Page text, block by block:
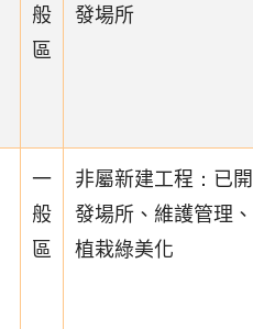
般
區
發場所
一
般
區
非屬新建工程：已開
發場所、維護管理、
植栽綠美化